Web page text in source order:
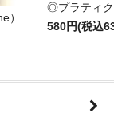
）
◎プラティ
580円(税込